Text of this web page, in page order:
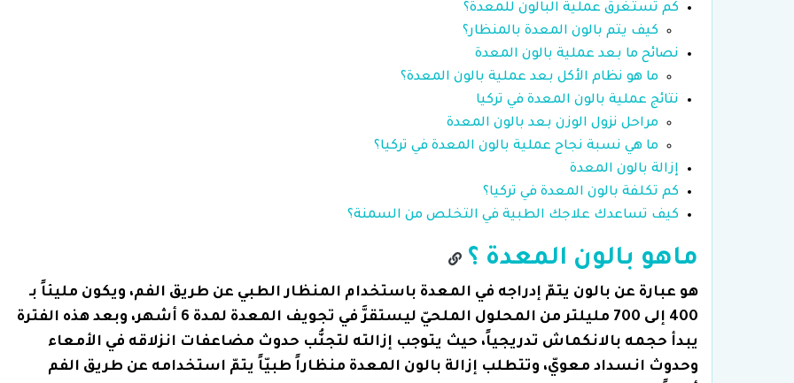
كم تستغرق عملية البالون للمعدة؟
كيف يتم بالون المعدة بالمنظار؟
نصائح ما بعد عملية بالون المعدة
ما هو نظام الأكل بعد عملية بالون المعدة؟
نتائج عملية بالون المعدة في تركيا
مراحل نزول الوزن بعد بالون المعدة
ما هي نسبة نجاح عملية بالون المعدة في تركيا؟
إزالة بالون المعدة
كم تكلفة بالون المعدة في تركيا؟
كيف تساعدك علاجك الطبية في التخلص من السمنة؟
ماهو بالون المعدة ؟
هو عبارة عن بالون يتمّ إدراجه في المعدة باستخدام المنظار الطبي عن طريق الفم، ويكون مليئاً بـ
400 إلى 700 مليلتر من المحلول الملحيّ ليستقرَّ في تجويف المعدة لمدة 6 أشهر، وبعد هذه الفترة
يبدأ حجمه بالانكماش تدريجياً، حيث يتوجب إزالته لتجنُّب حدوث مضاعفات انزلاقه في الأمعاء
وحدوث انسداد معويّ، وتتطلب إزالة بالون المعدة منظاراً طبيّاً يتمّ استخدامه عن طريق الفم